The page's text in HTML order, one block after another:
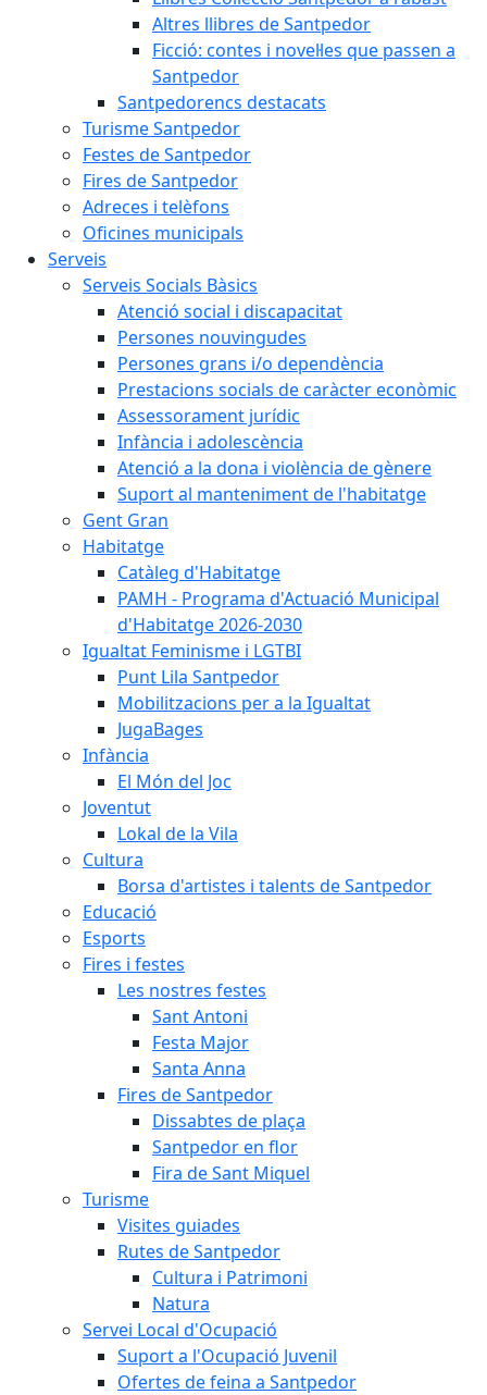
Altres llibres de Santpedor
Ficció: contes i novel·les que passen a
Santpedor
Santpedorencs destacats
Turisme Santpedor
Festes de Santpedor
Fires de Santpedor
Adreces i telèfons
Oficines municipals
Serveis
Serveis Socials Bàsics
Atenció social i discapacitat
Persones nouvingudes
Persones grans i/o dependència
Prestacions socials de caràcter econòmic
Assessorament jurídic
Infància i adolescència
Atenció a la dona i violència de gènere
Suport al manteniment de l'habitatge
Gent Gran
Habitatge
Catàleg d'Habitatge
PAMH - Programa d'Actuació Municipal
d'Habitatge 2026-2030
Igualtat Feminisme i LGTBI
Punt Lila Santpedor
Mobilitzacions per a la Igualtat
JugaBages
Infància
El Món del Joc
Joventut
Lokal de la Vila
Cultura
Borsa d'artistes i talents de Santpedor
Educació
Esports
Fires i festes
Les nostres festes
Sant Antoni
Festa Major
Santa Anna
Fires de Santpedor
Dissabtes de plaça
Santpedor en flor
Fira de Sant Miquel
Turisme
Visites guiades
Rutes de Santpedor
Cultura i Patrimoni
Natura
Servei Local d'Ocupació
Suport a l'Ocupació Juvenil
Ofertes de feina a Santpedor